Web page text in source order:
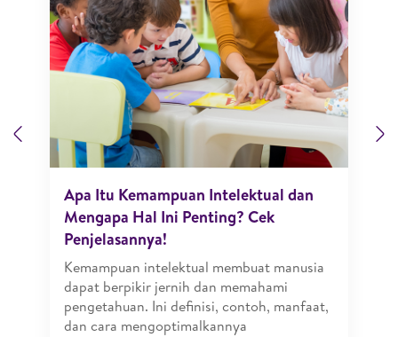
Previous
Apa Itu Kemampuan Intelektual dan
Mengapa Hal Ini Penting? Cek
Penjelasannya!
Kemampuan intelektual membuat manusia
dapat berpikir jernih dan memahami
pengetahuan. Ini definisi, contoh, manfaat,
dan cara mengoptimalkannya